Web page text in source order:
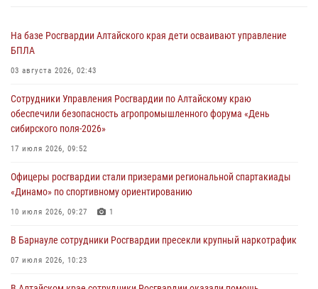
На базе Росгвардии Алтайского края дети осваивают управление
БПЛА
03 августа 2026, 02:43
Сотрудники Управления Росгвардии по Алтайскому краю
обеспечили безопасность агропромышленного форума «День
сибирского поля-2026»
17 июля 2026, 09:52
Офицеры росгвардии стали призерами региональной спартакиады
«Динамо» по спортивному ориентированию
10 июля 2026, 09:27 1
В Барнауле сотрудники Росгвардии пресекли крупный наркотрафик
07 июля 2026, 10:23